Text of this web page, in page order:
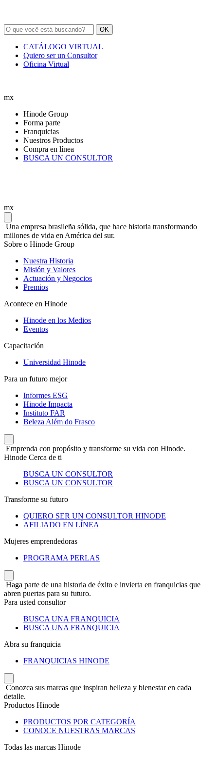
OK
CATÁLOGO VIRTUAL
Quiero ser un Consultor
Oficina Virtual
mx
Hinode Group
Forma parte
Franquicias
Nuestros Productos
Compra en línea
BUSCA UN CONSULTOR
mx
Una empresa brasileña sólida, que hace historia transformando
millones de vida en América del sur.
Sobre o Hinode Group
Nuestra Historia
Misión y Valores
Actuación y Negocios
Premios
Acontece en Hinode
Hinode en los Medios
Eventos
Capacitación
Universidad Hinode
Para un futuro mejor
Informes ESG
Hinode Impacta
Instituto FAR
Beleza Além do Frasco
Emprenda con propósito y transforme su vida con Hinode.
Hinode Cerca de ti
BUSCA UN CONSULTOR
BUSCA UN CONSULTOR
Transforme su futuro
QUIERO SER UN CONSULTOR HINODE
AFILIADO EN LÍNEA
Mujeres emprendedoras
PROGRAMA PERLAS
Haga parte de una historia de éxito e invierta en franquicias que
abren puertas para su futuro.
Para usted consultor
BUSCA UNA FRANQUICIA
BUSCA UNA FRANQUICIA
Abra su franquicia
FRANQUICIAS HINODE
Conozca sus marcas que inspiran belleza y bienestar en cada
detalle.
Productos Hinode
PRODUCTOS POR CATEGORÍA
CONOCE NUESTRAS MARCAS
Todas las marcas Hinode